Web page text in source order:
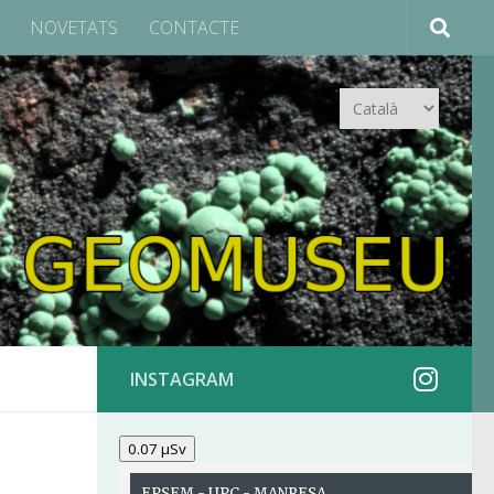
NOVETATS CONTACTE
Trieu
un
idioma
INSTAGRAM
0.07 µSv